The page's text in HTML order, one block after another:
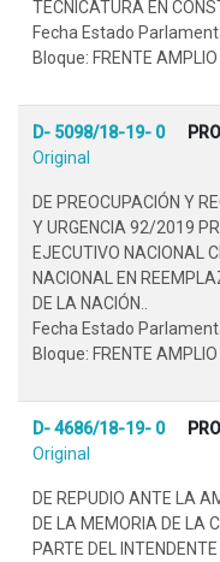
TECNICATURA EN
Fecha Estado
Bloque: FRENTE
D- 5098/18-19- 0
Original
DE PREOCUPACIÓN Y
Y URGENCIA 92/2019
EJECUTIVO NACIONAL
NACIONAL EN
DE LA NACIÓN..
Fecha Estado
Bloque: FRENTE
D- 4686/18-19- 0
Original
DE REPUDIO ANTE LA
DE LA MEMORIA DE LA
PARTE DEL